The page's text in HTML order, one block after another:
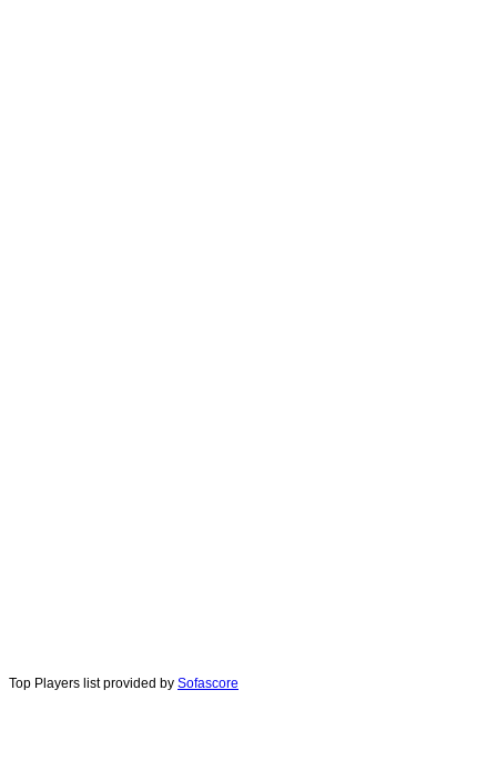
Top Players list provided by Sofascore